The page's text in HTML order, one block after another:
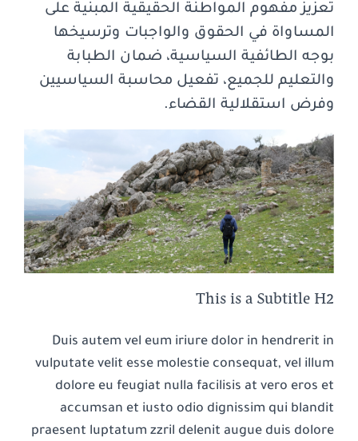
تعزيز مفهوم المواطنة الحقيقية المبنية على
المساواة في الحقوق والواجبات وترسيخها
بوجه الطائفية السياسية، ضمان الطبابة
والتعليم للجميع، تفعيل محاسبة السياسيين
وفرض استقلالية القضاء.
This is a Subtitle H2
Duis autem vel eum iriure dolor in hendrerit in
vulputate velit esse molestie consequat, vel illum
dolore eu feugiat nulla facilisis at vero eros et
accumsan et iusto odio dignissim qui blandit
praesent luptatum zzril delenit augue duis dolore